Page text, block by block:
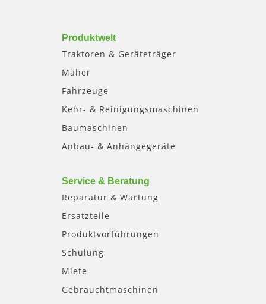
Produktwelt
Traktoren & Geräteträger
Mäher
Fahrzeuge
Kehr- & Reinigungsmaschinen
Baumaschinen
Anbau- & Anhängegeräte
Service & Beratung
Reparatur & Wartung
Ersatzteile
Produktvorführungen
Schulung
Miete
Gebrauchtmaschinen